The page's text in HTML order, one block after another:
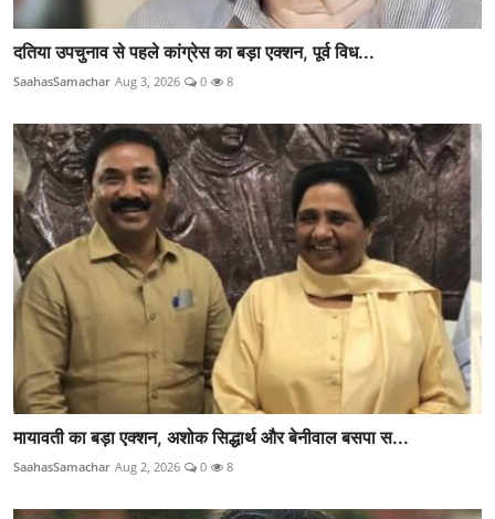
दतिया उपचुनाव से पहले कांग्रेस का बड़ा एक्शन, पूर्व विध...
SaahasSamachar Aug 3, 2026 0 8
मायावती का बड़ा एक्शन, अशोक सिद्धार्थ और बेनीवाल बसपा स...
SaahasSamachar Aug 2, 2026 0 8